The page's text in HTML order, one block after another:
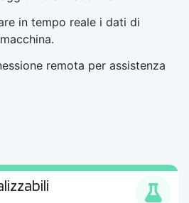
in tempo reale i dati di
remota per assistenza